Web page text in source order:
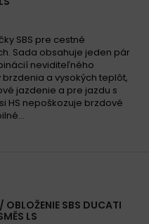
SBS pre cestné
Sada obsahuje jeden pár
neviditeľného
a vysokých teplôt,
jazdenie a pre jazdu s
HS nepoškozuje brzdové
SBS DUCATI
LS